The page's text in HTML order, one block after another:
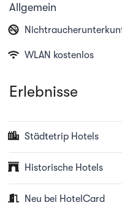
alles in unmittelbarer
Gastfreundschaft,
unvergessliche
Allgemein
WLAN kostenlos
Erlebnisse
Städtetrip Hotels
Historische Hotels
Neu bei HotelCard